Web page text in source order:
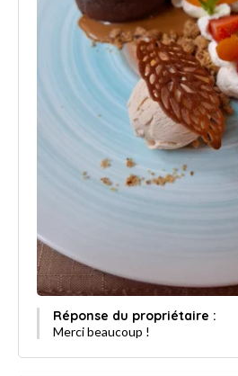
Réponse du propriétaire :
Merci beaucoup !